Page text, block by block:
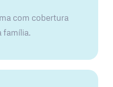
com cobertura
família.